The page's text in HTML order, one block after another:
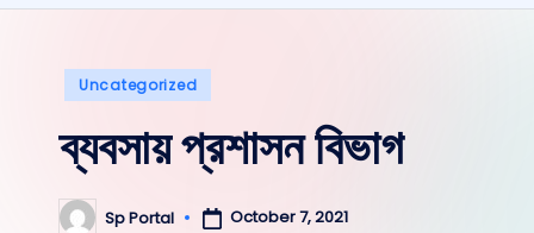
Uncategorized
ব্যবসায় প্রশাসন বিভাগ
Sp Portal October 7, 2021